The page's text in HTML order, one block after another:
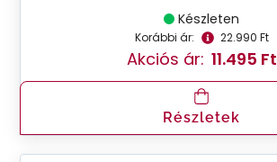
Készleten
Korábbi ár: 22.990 Ft
Akciós ár: 11.495 Ft
Részletek